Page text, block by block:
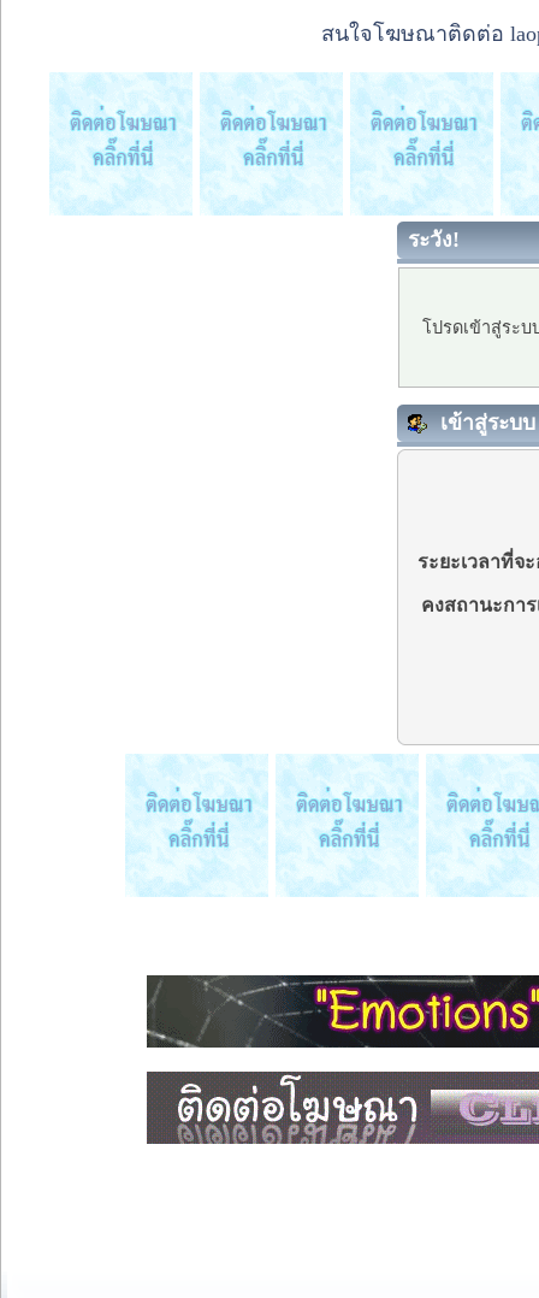
สนใจโฆษณาติดต่อ
ระวัง!
โปรดเข้าสู่ระ
เข้าสู่ระบบ
ระยะเวลาที่จ
คงสถานะกา